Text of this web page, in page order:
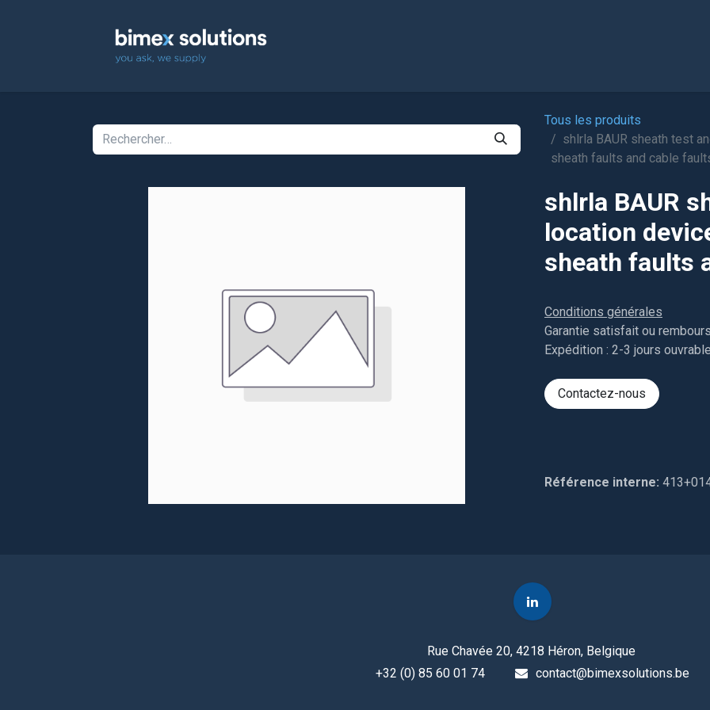
Tous les produits
shlrla BAUR sheath test
sheath faults and cable
shlrla BAUR
location
sheath faults
Conditions générales
Garantie satisfait ou
Expédition : 2-3 jours
Contactez-nous
Référence interne:
Rue Chavée 20, 4218 Héron, Belgique
+32 (0) 85 60 01 74
contact@bimexsolutions.be